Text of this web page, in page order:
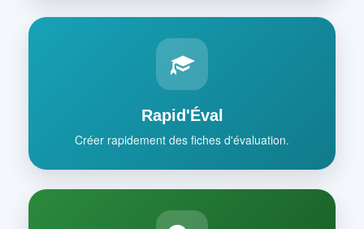
Rapid'Éval
Créer rapidement des fiches d'évaluation.